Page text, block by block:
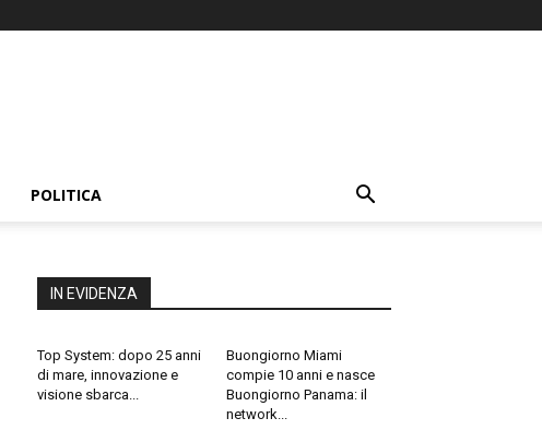
POLITICA
IN EVIDENZA
Top System: dopo 25 anni
di mare, innovazione e
visione sbarca...
Buongiorno Miami
compie 10 anni e nasce
Buongiorno Panama: il
network...